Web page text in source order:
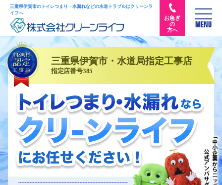
三重県伊賀市のトイレつまり・水漏れなどの水道トラブルはクリーンラ
イフへ
お急ぎ
の
方へ
MENU
三重県伊賀市・水道局指定工事店
指定店番号385